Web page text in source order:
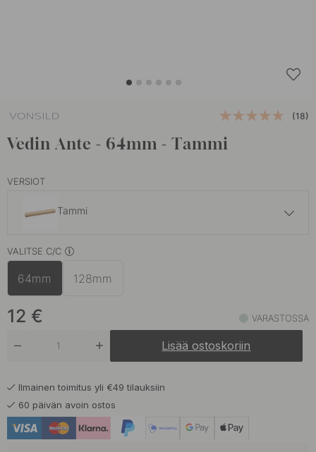
(18)
Vedin Ante - 64mm - Tammi
VERSIOT
Tammi
Pähkinäpuu
VALITSE C/C
64mm 128mm
12 € VARASTOSSA
Lisää ostoskoriin
Ilmainen toimitus yli €49 tilauksiin
60 päivän avoin ostos